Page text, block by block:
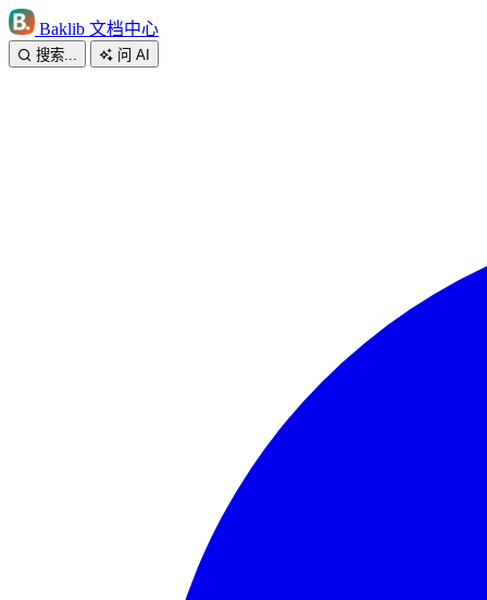
Baklib 文档中心
搜索... 问 AI